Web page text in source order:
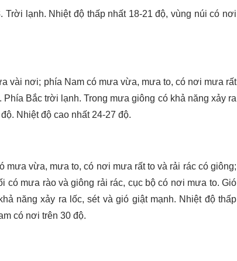
lạnh. Nhiệt độ thấp nhất 18-21 độ, vùng núi có nơi
vài nơi; phía Nam có mưa vừa, mưa to, có nơi mưa rất
Bắc trời lạnh. Trong mưa giông có khả năng xảy ra
Nhiệt độ cao nhất 24-27 độ.
mưa vừa, mưa to, có nơi mưa rất to và rải rác có giông;
có mưa rào và giông rải rác, cục bộ có nơi mưa to. Gió
năng xảy ra lốc, sét và gió giật mạnh. Nhiệt độ thấp
có nơi trên 30 độ.